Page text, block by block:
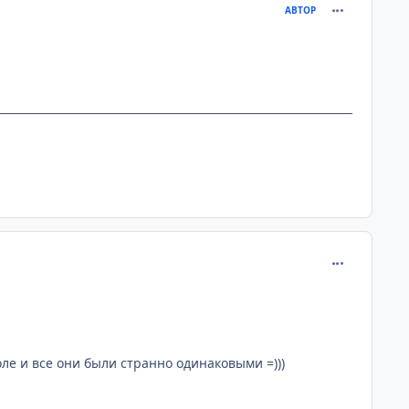
АВТОР
и все они были странно одинаковыми =)))